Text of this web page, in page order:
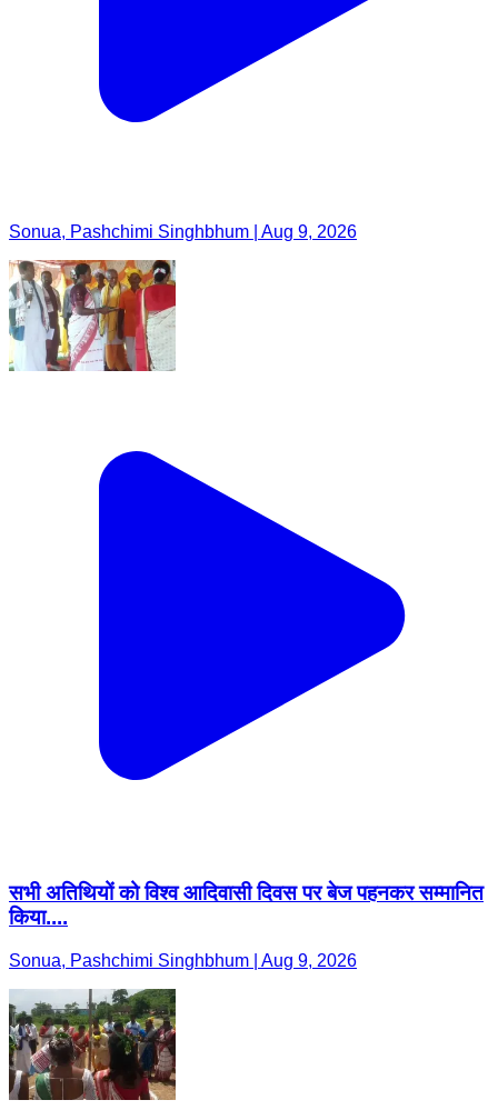
Sonua, Pashchimi Singhbhum | Aug 9, 2026
सभी अतिथियों को विश्व आदिवासी दिवस पर बेज पहनकर सम्मानित
किया....
Sonua, Pashchimi Singhbhum | Aug 9, 2026